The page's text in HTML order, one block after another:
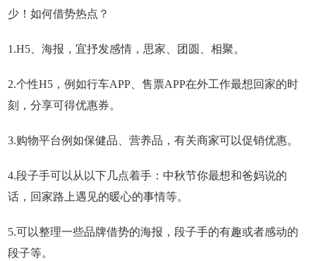
少！如何借势热点？
1.H5、海报，宜抒发感情，思家、团圆、相聚。
2.个性H5，例如行车APP、售票APP在外工作最想回家的时
刻，分享可得优惠券。
3.购物平台例如保健品、营养品，有关商家可以促销优惠。
4.段子手可以从以下几点着手：中秋节你最想和爸妈说的
话，回家路上遇见的暖心的事情等。
5.可以整理一些品牌借势的海报，段子手的有趣或者感动的
段子等。